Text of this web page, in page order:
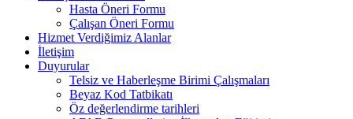
Hasta Öneri Formu
Çalışan Öneri Formu
Hizmet Verdiğimiz Alanlar
İletişim
Duyurular
Telsiz ve Haberleşme Birimi Çalışmaları
Beyaz Kod Tatbikatı
Öz değerlendirme tarihleri